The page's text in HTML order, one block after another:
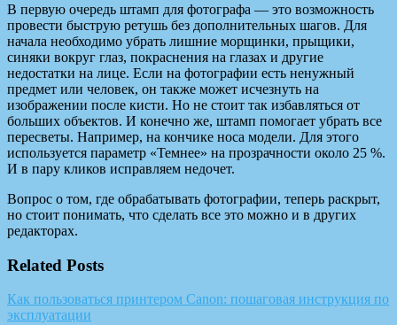
В первую очередь штамп для фотографа — это возможность
провести быструю ретушь без дополнительных шагов. Для
начала необходимо убрать лишние морщинки, прыщики,
синяки вокруг глаз, покраснения на глазах и другие
недостатки на лице. Если на фотографии есть ненужный
предмет или человек, он также может исчезнуть на
изображении после кисти. Но не стоит так избавляться от
больших объектов. И конечно же, штамп помогает убрать все
пересветы. Например, на кончике носа модели. Для этого
используется параметр «Темнее» на прозрачности около 25 %.
И в пару кликов исправляем недочет.
Вопрос о том, где обрабатывать фотографии, теперь раскрыт,
но стоит понимать, что сделать все это можно и в других
редакторах.
Related Posts
Как пользоваться принтером Canon: пошаговая инструкция по
эксплуатации